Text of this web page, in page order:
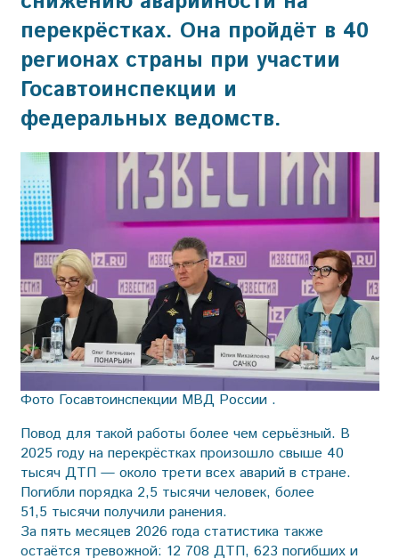
перекрёстках. Она пройдёт в 40
регионах страны при участии
Госавтоинспекции и
федеральных ведомств.
Фото Госавтоинспекции МВД России .
Повод для такой работы более чем серьёзный. В
2025 году на перекрёстках произошло свыше 40
тысяч ДТП — около трети всех аварий в стране.
Погибли порядка 2,5 тысячи человек, более
51,5 тысячи получили ранения.
За пять месяцев 2026 года статистика также
остаётся тревожной: 12 708 ДТП, 623 погибших и